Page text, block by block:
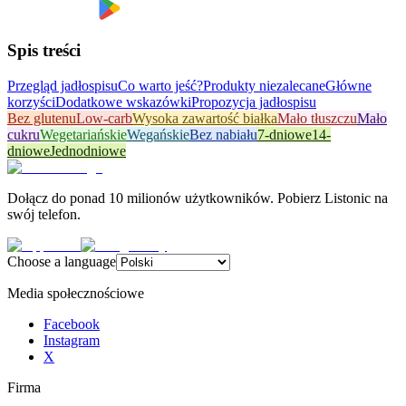
Spis treści
Przegląd jadłospisuCo warto jeść?Produkty niezalecaneGłówne
korzyściDodatkowe wskazówkiPropozycja jadłospisu
Bez glutenuLow-carbWysoka zawartość białkaMało tłuszczuMało
cukruWegetariańskieWegańskieBez nabiału7-dniowe14-
dnioweJednodniowe
Dołącz do ponad 10 milionów użytkowników. Pobierz Listonic na
swój telefon.
Choose a language
Media społecznościowe
Facebook
Instagram
X
Firma